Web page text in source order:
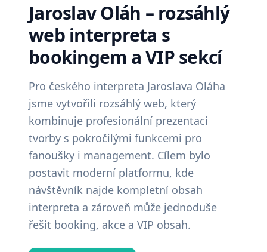
Jaroslav Oláh – rozsáhlý
web interpreta s
bookingem a VIP sekcí
Pro českého interpreta Jaroslava Oláha
jsme vytvořili rozsáhlý web, který
kombinuje profesionální prezentaci
tvorby s pokročilými funkcemi pro
fanoušky i management. Cílem bylo
postavit moderní platformu, kde
návštěvník najde kompletní obsah
interpreta a zároveň může jednoduše
řešit booking, akce a VIP obsah.